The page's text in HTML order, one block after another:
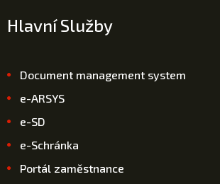
Hlavní Služby
Document management system
e-ARSYS
e-SD
e-Schránka
Portál zaměstnance